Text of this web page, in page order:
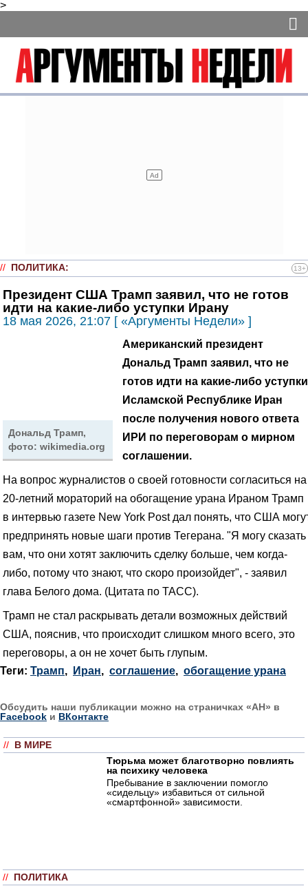
>
// ПОЛИТИКА: 13+
Президент США Трамп заявил, что не готов
идти на какие-либо уступки Ирану
18 мая 2026, 21:07 [ «Аргументы Недели» ]
Дональд Трамп,
фото: wikimedia.org
Американский президент
Дональд Трамп заявил, что не
готов идти на какие-либо уступки
Исламской Республике Иран
после получения нового ответа
ИРИ по переговорам о мирном
соглашении.
На вопрос журналистов о своей готовности согласиться на
20-летний мораторий на обогащение урана Ираном Трамп
в интервью газете New York Post дал понять, что США
предпринять новые шаги против Тегерана. "Я могу сказать
вам, что они хотят заключить сделку больше, чем когда-
либо, потому что знают, что скоро произойдет", - заявил
глава Белого дома. (Цитата по ТАСС).
Трамп не стал раскрывать детали возможных действий
США, пояснив, что происходит слишком много всего, это
переговоры, а он не хочет быть глупым.
Теги: Трамп, Иран, соглашение, обогащение урана
Обсудить наши публикации можно на страничках «АН» в
Facebook и ВКонтакте
// В МИРЕ
Тюрьма может благотворно повлиять
на психику человека
Пребывание в заключении помогло
«сидельцу» избавиться от сильной
«смартфонной» зависимости.
// ПОЛИТИКА